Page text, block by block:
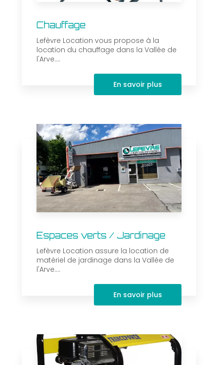
Chauffage
Lefèvre Location vous propose à la
location du chauffage dans la Vallée de
l'Arve....
En savoir plus
Espaces verts / Jardinage
Lefèvre Location assure la location de
matériel de jardinage dans la Vallée de
l'Arve....
En savoir plus